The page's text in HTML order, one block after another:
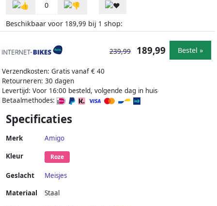
0
Beschikbaar voor 189,99 bij 1 shop:
Verzendkosten: Gratis vanaf € 40
Retourneren: 30 dagen
Levertijd: Voor 16:00 besteld, volgende dag in huis
Betaalmethodes:
239,99 189,99 Bestel »
Specificaties
Merk Amigo
Kleur Roze
Geslacht
Meisjes
Materiaal
Staal